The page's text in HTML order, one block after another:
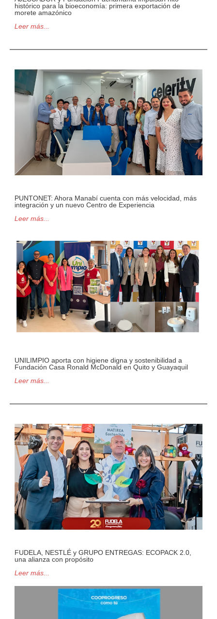
histórico para la bioeconomía: primera exportación de
morete amazónico
Leer más...
PUNTONET: Ahora Manabí cuenta con más velocidad, más
integración y un nuevo Centro de Experiencia
Leer más...
UNILIMPIO aporta con higiene digna y sostenibilidad a
Fundación Casa Ronald McDonald en Quito y Guayaquil
Leer más...
FUDELA, NESTLÉ y GRUPO ENTREGAS: ECOPACK 2.0,
una alianza con propósito
Leer más...